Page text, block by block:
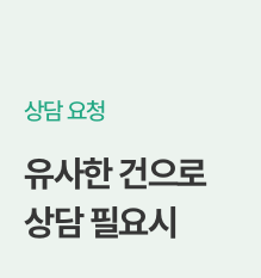
상담 요청
유사한 건으로
상담 필요시